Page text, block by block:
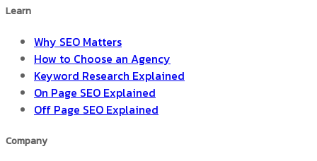
Learn
Why SEO Matters
How to Choose an Agency
Keyword Research Explained
On Page SEO Explained
Off Page SEO Explained
Company